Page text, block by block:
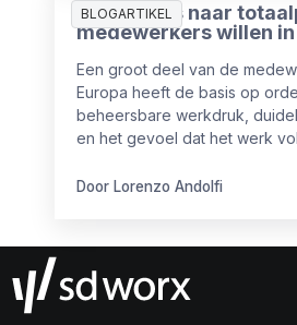
BLOGARTIKEL
Van salaris naar
medewerkers willen
Een groot deel van de
Europa heeft de basis op
beheersbare werkdruk,
en het gevoel dat het werk
orde.
Door Lorenzo Andolfi